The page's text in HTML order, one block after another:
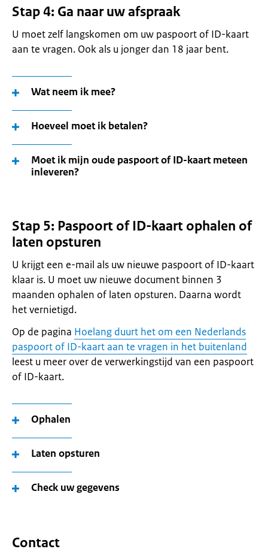
Stap 4: Ga naar uw afspraak
U moet zelf langskomen om uw paspoort of ID-kaart
aan te vragen. Ook als u jonger dan 18 jaar bent.
Wat neem ik mee?
Hoeveel moet ik betalen?
Moet ik mijn oude paspoort of ID-kaart meteen
inleveren?
Stap 5: Paspoort of ID-kaart ophalen of
laten opsturen
U krijgt een e-mail als uw nieuwe paspoort of ID-kaart
klaar is. U moet uw nieuwe document binnen 3
maanden ophalen of laten opsturen. Daarna wordt
het vernietigd.
Op de pagina Hoelang duurt het om een Nederlands
paspoort of ID-kaart aan te vragen in het buitenland
leest u meer over de verwerkingstijd van een paspoort
of ID-kaart.
Ophalen
Laten opsturen
Check uw gegevens
Contact